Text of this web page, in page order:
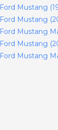
Ford Mustang
Ford Mustang
Ford Mustang
Ford Mustang
Ford Mustang